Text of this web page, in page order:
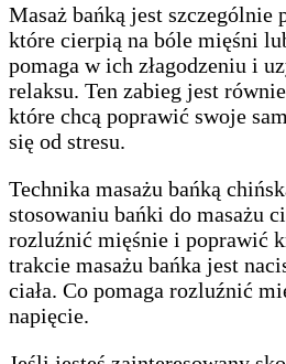
Masaż bańką jest szczególnie
które cierpią na bóle mięśni
pomaga w ich złagodzeniu i
relaksu. Ten zabieg jest
które chcą poprawić swoje
się od stresu.
Technika masażu bańką
stosowaniu bańki do masażu
rozluźnić mięśnie i poprawić
trakcie masażu bańka jest
ciała. Co pomaga rozluźnić
napięcie.